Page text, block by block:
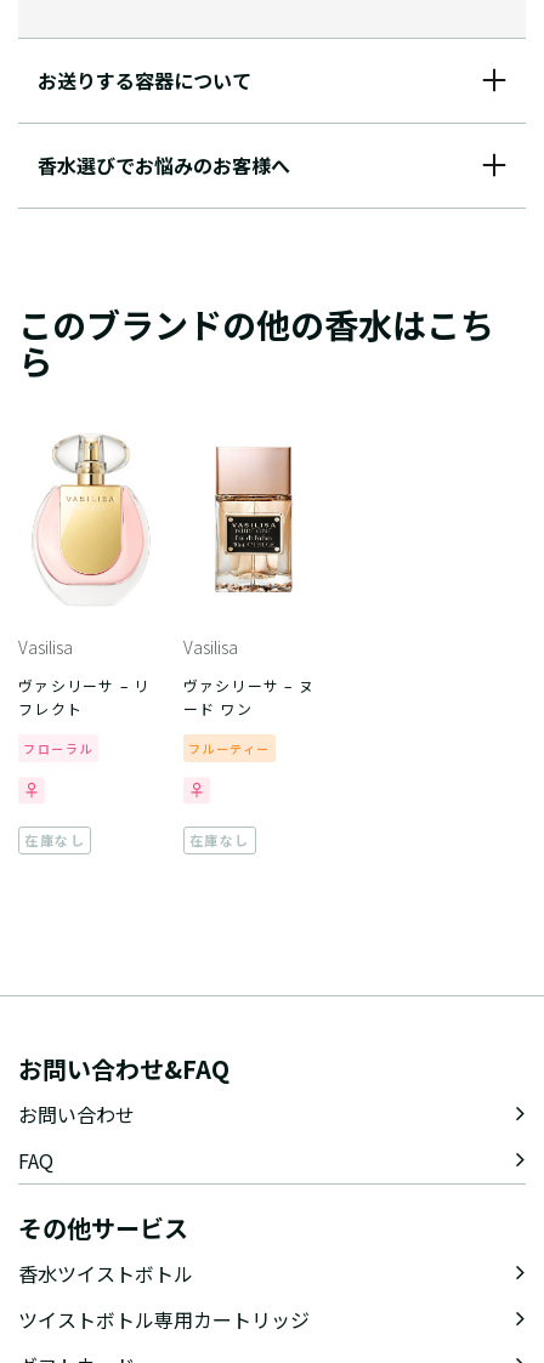
お送りする容器について
香水選びでお悩みのお客様へ
このブランドの他の香水はこち
ら
Vasilisa
ヴァシリーサ – リ
フレクト
フローラル
在庫なし
Vasilisa
ヴァシリーサ – ヌ
ード ワン
フルーティー
在庫なし
お問い合わせ&FAQ
お問い合わせ
FAQ
その他サービス
香水ツイストボトル
ツイストボトル専用カートリッジ